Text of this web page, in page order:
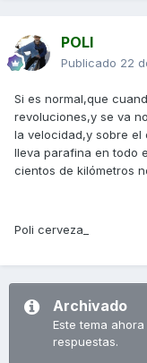
POLI
Publicado 22
Si es normal,que
revoluciones,y se va
la velocidad,y sobre el
lleva parafina en todo
cientos de kilómetros
Poli cerveza_
Archivado
Este tema
respuestas.